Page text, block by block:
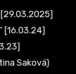
[29.03.2025]
[16.03.24]
Saková)